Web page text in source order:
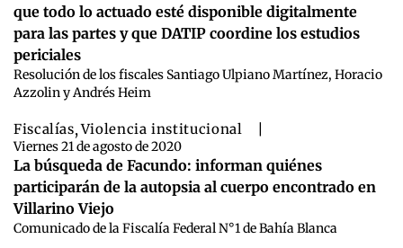
que todo lo actuado esté disponible digitalmente
para las partes y que DATIP coordine los estudios
periciales
Resolución de los fiscales Santiago Ulpiano Martínez, Horacio
Azzolin y Andrés Heim
Fiscalías,Violencia institucional
Viernes 21 de agosto de 2020
La búsqueda de Facundo: informan quiénes
participarán de la autopsia al cuerpo encontrado en
Villarino Viejo
Comunicado de la Fiscalía Federal N°1 de Bahía Blanca